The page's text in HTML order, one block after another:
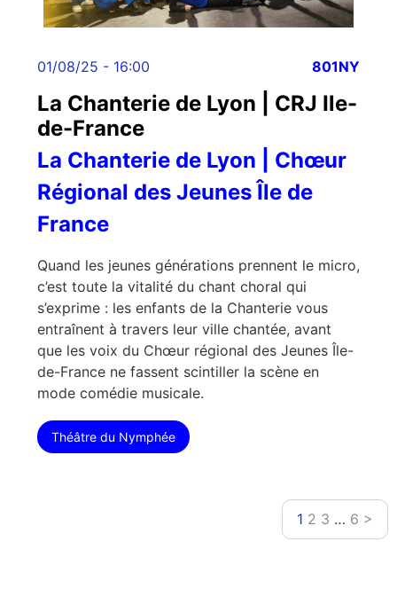
01/08/25 - 16:00 801NY
La Chanterie de Lyon | CRJ Ile-
de-France
La Chanterie de Lyon | Chœur
Régional des Jeunes Île de
France
Quand les jeunes générations prennent le micro,
c’est toute la vitalité du chant choral qui
s’exprime : les enfants de la Chanterie vous
entraînent à travers leur ville chantée, avant
que les voix du Chœur régional des Jeunes Île-
de-France ne fassent scintiller la scène en
mode comédie musicale.
Théâtre du Nymphée
1 2 3 … 6 >